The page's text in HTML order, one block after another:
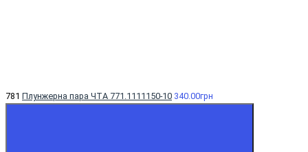
781 Плунжерна пара ЧТА 771.1111150-10 340.00грн